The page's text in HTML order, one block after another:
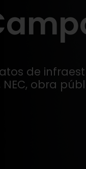
de
NEC, obra